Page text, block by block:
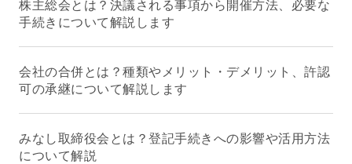
株主総会とは？決議される事項から開催方法、必要な
手続きについて解説します
会社の合併とは？種類やメリット・デメリット、許認
可の承継について解説します
みなし取締役会とは？登記手続きへの影響や活用方法
について解説